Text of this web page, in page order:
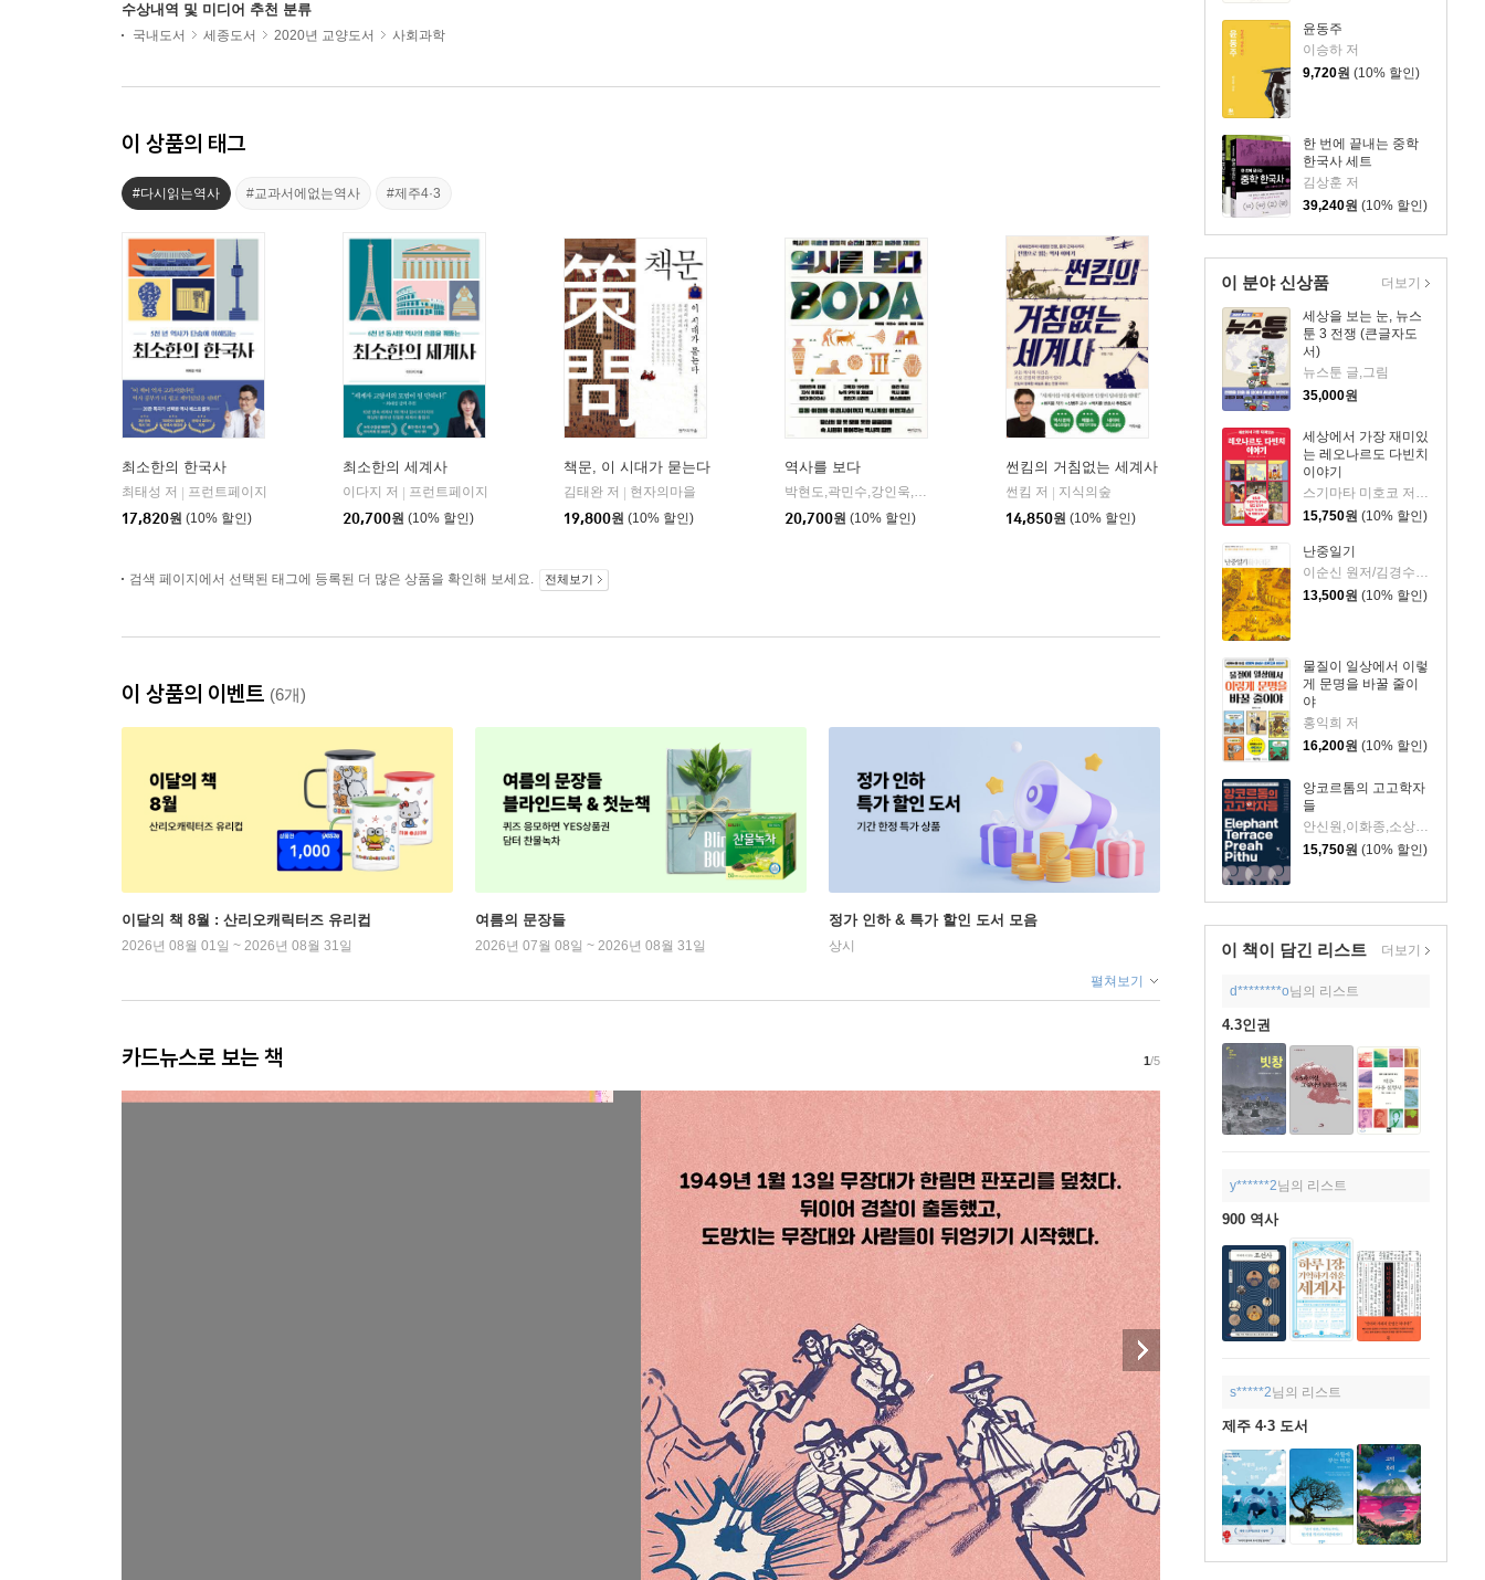
윤동주
이승하 저
9,720원 (10% 할인)
한 번에 끝내는 중학
한국사 세트
김상훈 저
39,240원 (10% 할인)
이 분야 신상품
세상을 보는 눈, 뉴스
툰 3 전쟁 (큰글자도
서)
뉴스툰 글,그림
35,000원
세상에서 가장 재미있
는 레오나르도 다빈치
이야기
스기마타 미호코 저/서수지 역
15,750원 (10% 할인)
난중일기
이순신 원저/김경수 편저
13,500원 (10% 할인)
물질이 일상에서 이렇
게 문명을 바꿀 줄이
야
홍익희 저
16,200원 (10% 할인)
앙코르톰의 고고학자
들
안신원,이화종,소상영,이정철,류대협,신다연,구민석,하재웅,서예원,오영주 저
15,750원 (10% 할인)
더보기
이 책이 담긴 리스트 더보기
d********o님의 리스트
4.3인권
y******2님의 리스트
900 역사
s*****2님의 리스트
제주 4·3 도서
수상내역 및 미디어 추천 분류
국내도서 세종도서 2020년 교양도서 사회과학
이 상품의 태그
#다시읽는역사 #교과서에없는역사 #제주4·3
최소한의 한국사
최태성 저
프런트페이지
17,820원 (10% 할인)
최소한의 세계사
이다지 저
프런트페이지
20,700원 (10% 할인)
책문, 이 시대가 묻는다
김태완 저
현자의마을
19,800원 (10% 할인)
역사를 보다
박현도,곽민수,강인욱,허준 저
믹스커피
20,700원 (10% 할인)
썬킴의 거침없는 세계사
썬킴 저
지식의숲
14,850원 (10% 할인)
검색 페이지에서 선택된 태그에 등록된 더 많은 상품을 확인해 보세요. 전체보기
이 상품의 이벤트 (6개)
이달의 책 8월 : 산리오캐릭터즈 유리컵
2026년 08월 01일 ~ 2026년 08월 31일
여름의 문장들
2026년 07월 08일 ~ 2026년 08월 31일
정가 인하 & 특가 할인 도서 모음
상시
펼쳐보기
카드뉴스로 보는 책 1/5